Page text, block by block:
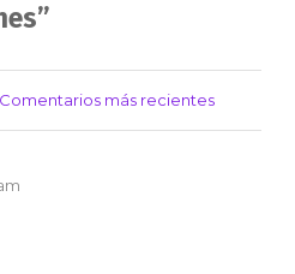
Comentarios más recientes